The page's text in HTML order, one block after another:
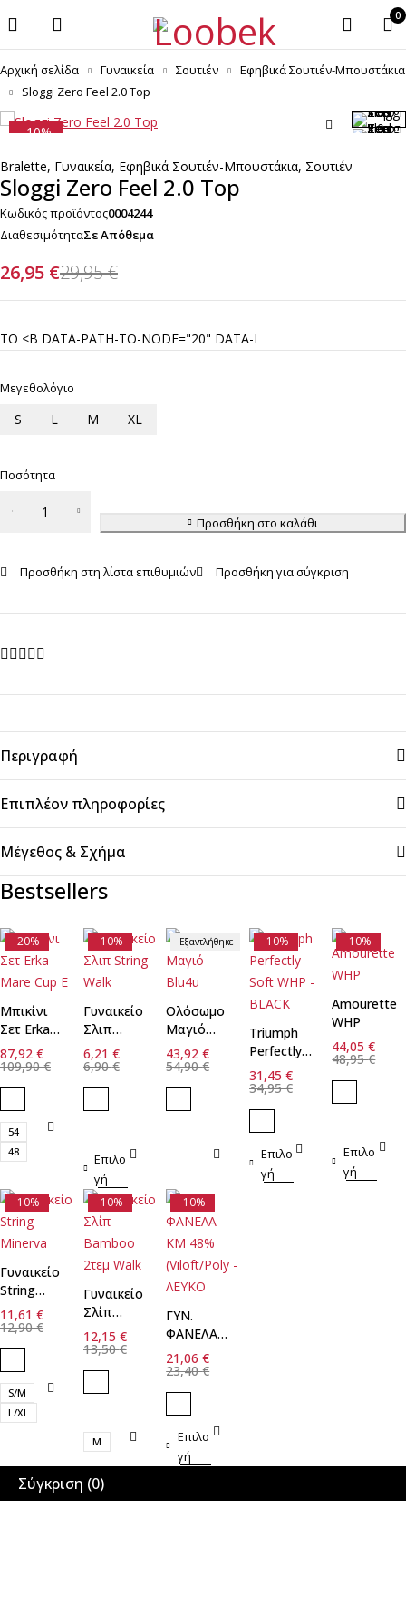
0
Αρχική σελίδα Γυναικεία Σουτιέν
Εφηβικά Σουτιέν-Μπουστάκια
Sloggi Zero Feel 2.0 Top
-10%
Bralette, Γυναικεία, Εφηβικά Σουτιέν-Μπουστάκια, Σουτιέν
Sloggi Zero Feel 2.0 Top
Κωδικός προϊόντος0004244
ΔιαθεσιμότηταΣε Απόθεμα
29,95€
26,95 €
ΤΟ <B DATA-PATH-TO-NODE="20" DATA-I
Μεγεθολόγιο
S L M XL
Ποσότητα
ποσότητα
Προσθήκη στο καλάθι
Προσθήκη στη λίστα επιθυμιών Προσθήκη για σύγκριση
Περιγραφή
Επιπλέον πληροφορίες
Μέγεθος & Σχήμα
Bestsellers
-20%
Μπικίνι
Σετ Erka
Mare Cup
E
109,90€
87,92 €
54
48
-10%
Γυναικείο
Σλιπ
String
Walk
6,90€
6,21 €
Επιλο
γή
Εξαντλήθηκε
Ολόσωμο
Μαγιό
Blu4u
54,90€
43,92€
-10%
Triumph
Perfectly
Soft WHP
- BLACK
34,95€
31,45 €
Επιλο
γή
-10%
Amourette
WHP
48,95€
44,05€
Επιλο
γή
-10%
Γυναικείο
String
Minerva
12,90€
11,61 €
S/M
L/XL
-10%
Γυναικείο
Σλίπ
Bamboo
2τεμ Walk
13,50€
12,15 €
M
-10%
ΓΥΝ.
ΦΑΝΕΛΑ
ΚΜ 48%
(Viloft/Poly
- ΛΕΥΚΟ
23,40€
21,06€
Επιλο
γή
Σύγκριση (0)